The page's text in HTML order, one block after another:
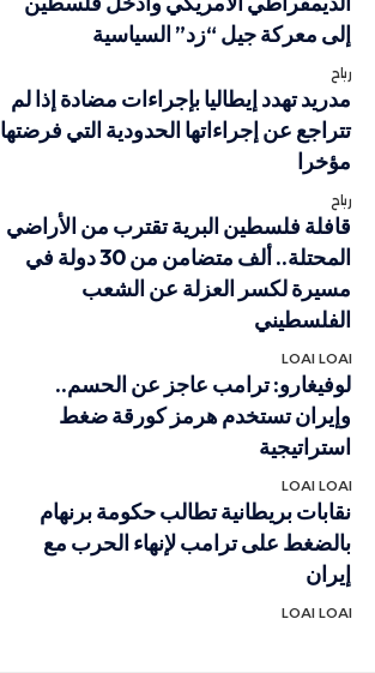
إلى معركة جيل “زد” السياسية
رباح
مدريد تهدد إيطاليا بإجراءات مضادة إذا لم
تتراجع عن إجراءاتها الحدودية التي فرضتها
مؤخرا
رباح
قافلة فلسطين البرية تقترب من الأراضي
المحتلة.. ألف متضامن من 30 دولة في
مسيرة لكسر العزلة عن الشعب
الفلسطيني
LOAI LOAI
لوفيغارو: ترامب عاجز عن الحسم..
وإيران تستخدم هرمز كورقة ضغط
استراتيجية
LOAI LOAI
نقابات بريطانية تطالب حكومة برنهام
بالضغط على ترامب لإنهاء الحرب مع
إيران
LOAI LOAI